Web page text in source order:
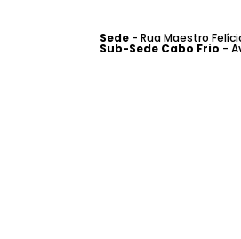
Sede - Rua Maestro
Sub-Sede Cabo Frio -